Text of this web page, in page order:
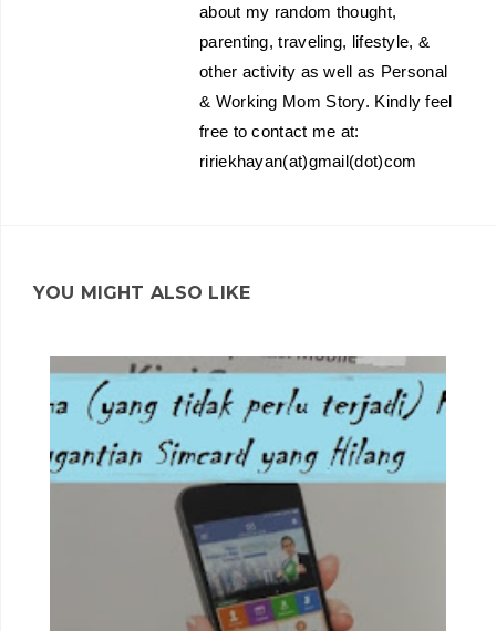
about my random thought,
parenting, traveling, lifestyle, &
other activity as well as Personal
& Working Mom Story. Kindly feel
free to contact me at:
ririekhayan(at)gmail(dot)com
YOU MIGHT ALSO LIKE